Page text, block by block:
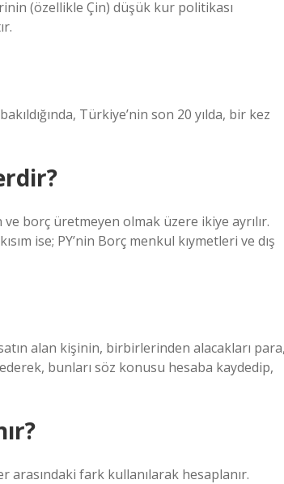
(özellikle Çin) düşük kur politikası
Türkiye’nin son 20 yılda, bir kez
borç üretmeyen olmak üzere ikiye ayrılır.
ise; PY’nin Borç menkul kıymetleri ve dış
alan kişinin, birbirlerinden alacakları
bunları söz konusu hesaba kaydedip,
arasındaki fark kullanılarak hesaplanır.